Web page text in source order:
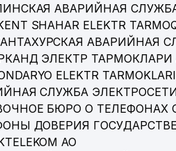
АВАРИЙНАЯ
SHAHAR ELEKTR
АВАРИЙНАЯ
ЭЛЕКТР ТАРМОКЛАРИ
ELEKTR
СЛУЖБА
БЮРО О ТЕЛЕФОНАХ
ДОВЕРИЯ
АО